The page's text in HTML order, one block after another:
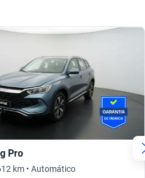
Pro
km • Automático